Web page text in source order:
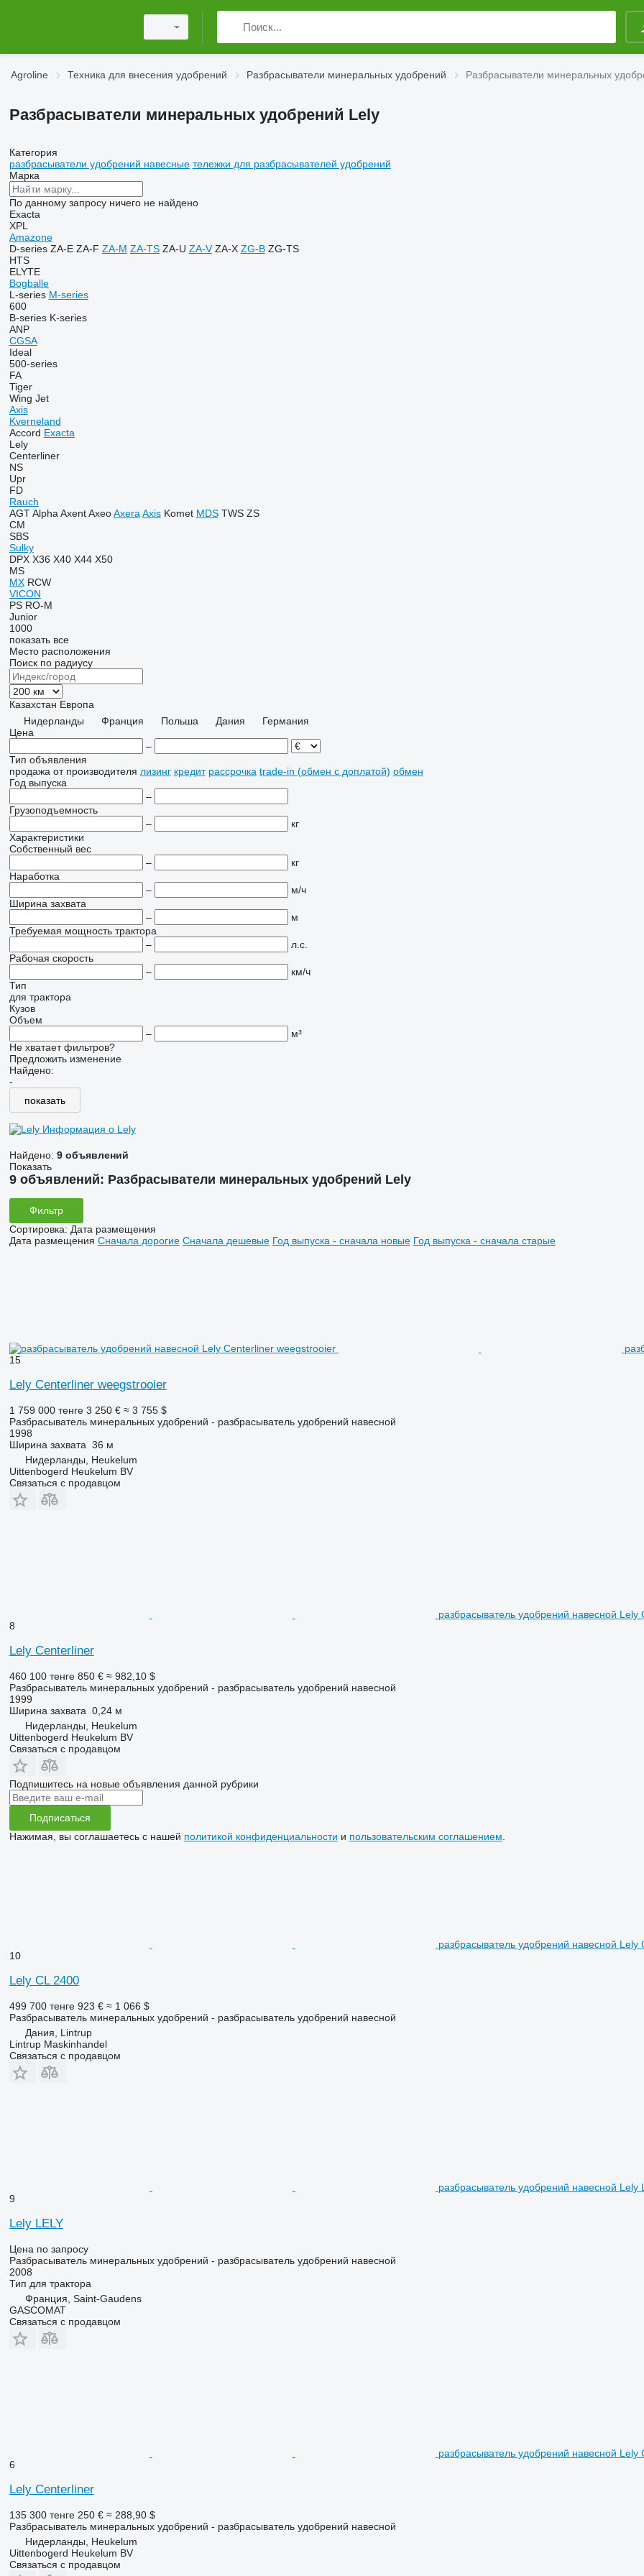
Agroline Техника для внесения удобрений Разбрасыватели минеральных удобрений Разбрасыватели минеральных
Разбрасыватели минеральных удобрений Lely
Категория
разбрасыватели удобрений навесные тележки для разбрасывателей удобрений
Марка
По данному запросу ничего не найдено
Exacta
XPL
Amazone
D-series ZA-E ZA-F ZA-M ZA-TS ZA-U ZA-V ZA-X ZG-B ZG-TS
HTS
ELYTE
Bogballe
L-series M-series
600
B-series K-series
ANP
CGSA
Ideal
500-series
FA
Tiger
Wing Jet
Axis
Kverneland
Accord Exacta
Lely
Centerliner
NS
Upr
FD
Rauch
AGT Alpha Axent Axeo Axera Axis Komet MDS TWS ZS
CM
SBS
Sulky
DPX X36 X40 X44 X50
MS
MX RCW
VICON
PS RO-M
Junior
1000
показать все
Место расположения
Поиск по радиусу
Казахстан Европа
Нидерланды
Франция Польша Дания
Германия
Цена
–
Тип объявления
продажа от производителя лизинг кредит рассрочка trade-in (обмен с доплатой) обмен
Год выпуска
–
Грузоподъемность
–
кг
Характеристики
Собственный вес
–
кг
Наработка
–
м/ч
Ширина захвата
–
м
Требуемая мощность трактора
–
л.с.
Рабочая скорость
–
км/ч
Тип
для трактора
Кузов
Объем
–
м³
Не хватает фильтров?
Предложить изменение
Найдено:
-
показать
Информация о Lely
Найдено: 9 объявлений
Показать
9 объявлений: Разбрасыватели минеральных удобрений Lely
Фильтр
Сортировка: Дата размещения
Дата размещения Сначала дорогие Сначала дешевые Год выпуска - сначала новые Год выпуска - сначала старые
15
Lely Centerliner weegstrooier
1 759 000 тенге 3 250 € ≈ 3 755 $
Разбрасыватель минеральных удобрений - разбрасыватель удобрений навесной
1998
Ширина захвата 36 м
Нидерланды, Heukelum
Uittenbogerd Heukelum BV
Связаться с продавцом
разбрасыватель удобрений навесной Lely
8
Lely Centerliner
460 100 тенге 850 € ≈ 982,10 $
Разбрасыватель минеральных удобрений - разбрасыватель удобрений навесной
1999
Ширина захвата 0,24 м
Нидерланды, Heukelum
Uittenbogerd Heukelum BV
Связаться с продавцом
Подпишитесь на новые объявления данной рубрики
Подписаться
Нажимая, вы соглашаетесь с нашей политикой конфиденциальности и пользовательским соглашением
разбрасыватель удобрений навесной Lely
10
Lely CL 2400
499 700 тенге 923 € ≈ 1 066 $
Разбрасыватель минеральных удобрений - разбрасыватель удобрений навесной
Дания, Lintrup
Lintrup Maskinhandel
Связаться с продавцом
разбрасыватель удобрений навесной Lely
9
Lely LELY
Цена по запросу
Разбрасыватель минеральных удобрений - разбрасыватель удобрений навесной
2008
Тип для трактора
Франция, Saint-Gaudens
GASCOMAT
Связаться с продавцом
разбрасыватель удобрений навесной Lely
6
Lely Centerliner
135 300 тенге 250 € ≈ 288,90 $
Разбрасыватель минеральных удобрений - разбрасыватель удобрений навесной
Нидерланды, Heukelum
Uittenbogerd Heukelum BV
Связаться с продавцом